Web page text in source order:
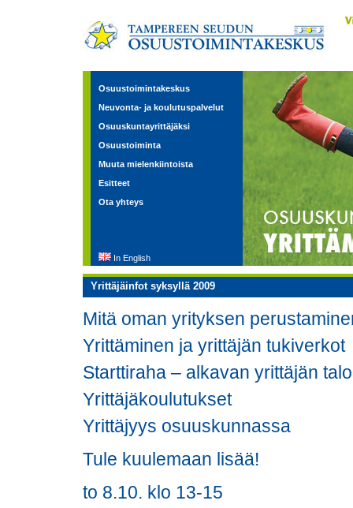
Osuustoimintakeskus
Neuvonta- ja koulutuspalvelut
Osuuskuntayrittäjäksi
Osuustoiminta
Muuta mielenkiintoista
Esitteet
Ota yhteys
In English
Yrittäjäinfot syksyllä 2009
Mitä oman yrityksen
Yrittäminen ja yrittäjän tukiverkot
Starttiraha – alkavan yrittäjän
Yrittäjäkoulutukset
Yrittäjyys osuuskunnassa
Tule kuulemaan lisää!
to 8.10. klo 13-15